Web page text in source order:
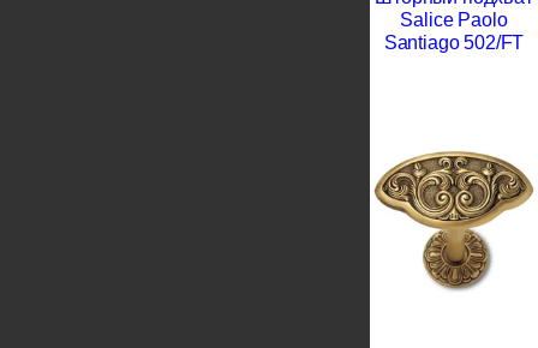
Salice Paolo
Santiago 502/FT